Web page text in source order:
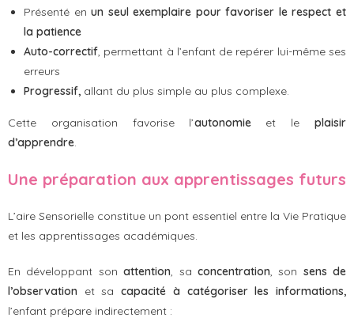
Présenté enun seul exemplaire pour favoriser le respect et
la patience
Auto-correctif, permettant à l’enfant de repérer lui-même ses
erreurs
Progressif, allant du plus simple au plus complexe.
Cette organisation favorise l’autonomieet le plaisir
d’apprendre.
Une préparation aux apprentissages futurs
L’aire Sensorielle constitue un pont essentiel entre la Vie Pratique
et les apprentissages académiques.
En développant sonattention, sa concentration, son sens de
l’observation et sacapacité à catégoriser les informations,
l’enfant prépare indirectement :